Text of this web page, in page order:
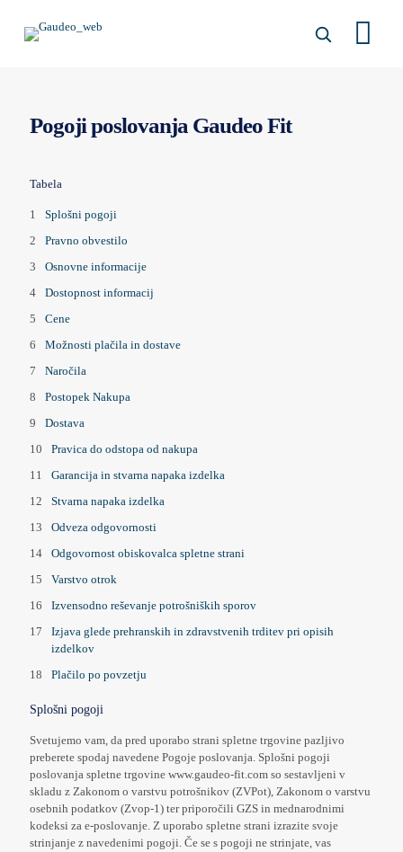
Pogoji poslovanja Gaudeo Fit
Tabela
Splošni pogoji
Pravno obvestilo
Osnovne informacije
Dostopnost informacij
Cene
Možnosti plačila in dostave
Naročila
Postopek Nakupa
Dostava
Pravica do odstopa od nakupa
Garancija in stvarna napaka izdelka
Stvarna napaka izdelka
Odveza odgovornosti
Odgovornost obiskovalca spletne strani
Varstvo otrok
Izvensodno reševanje potrošniških sporov
Izjava glede prehranskih in zdravstvenih trditev pri opisih
izdelkov
Plačilo po povzetju
Splošni pogoji
Svetujemo vam, da pred uporabo strani spletne trgovine pazljivo
preberete spodaj navedene Pogoje poslovanja. Splošni pogoji
poslovanja spletne trgovine www.gaudeo-fit.com so sestavljeni v
skladu z Zakonom o varstvu potrošnikov (ZVPot), Zakonom o varstvu
osebnih podatkov (Zvop-1) ter priporočili GZS in mednarodnimi
kodeksi za e-poslovanje. Z uporabo spletne strani izrazite svoje
strinjanje z navedenimi pogoji. Če se s pogoji ne strinjate, vas